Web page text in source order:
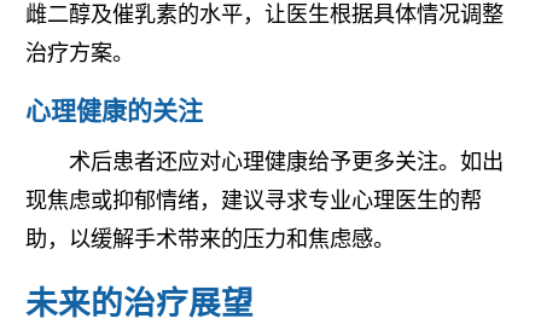
雌二醇及催乳素的水平，让医生根据具体情况调整
治疗方案。
心理健康的关注
术后患者还应对心理健康给予更多关注。如出
现焦虑或抑郁情绪，建议寻求专业心理医生的帮
助，以缓解手术带来的压力和焦虑感。
未来的治疗展望